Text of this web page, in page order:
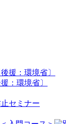
援：環境省〕
：環境省〕
セミナー